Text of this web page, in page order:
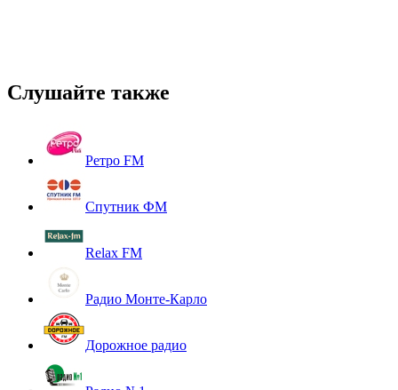
Слушайте также
Ретро FM
Спутник ФМ
Relax FM
Радио Монте-Карло
Дорожное радио